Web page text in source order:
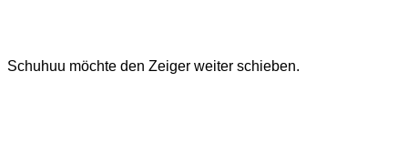
Schuhuu möchte den Zeiger weiter schieben.